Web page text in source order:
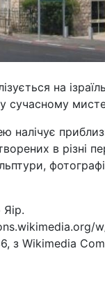
на
сучасному
налічує
в різні
з Wikimedia